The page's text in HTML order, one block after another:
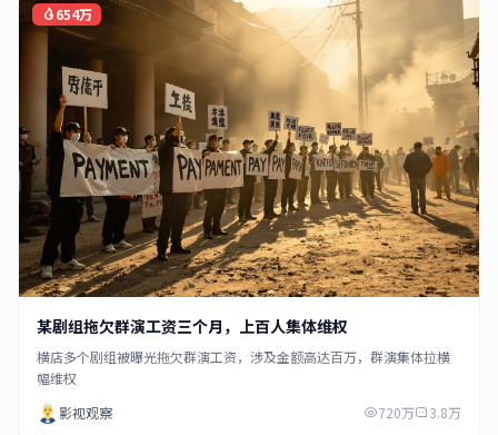
654万
某剧组拖欠群演工资三个月，上百人集体维权
横店多个剧组被曝光拖欠群演工资，涉及金额高达百万，群演集体拉横
幅维权
影视观察
720万 3.8万